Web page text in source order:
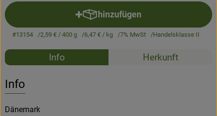
Schnupperangebote
Über uns
Newsletter
hinzufügen
Produkt zum Warenkorb
#13154 2,59 €/ 400 g 6,47 €/ kg 7% MwSt Handelsklasse II
Rezepte
Info Herkunft
Info
Dänemark